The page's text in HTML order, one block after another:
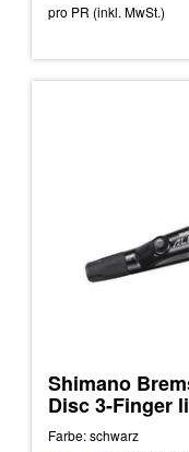
pro PR (inkl. MwSt.)
Shimano
Disc 3-Finger
Farbe: schwarz